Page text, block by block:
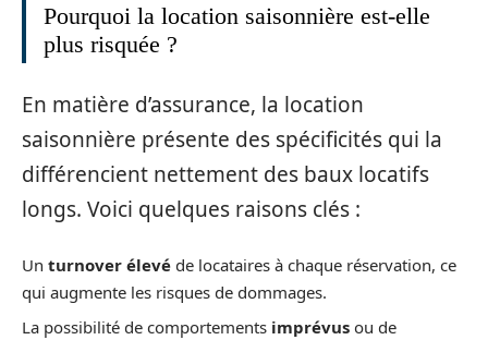
Pourquoi la location saisonnière est-elle
plus risquée ?
En matière d’assurance, la location
saisonnière présente des spécificités qui la
différencient nettement des baux locatifs
longs. Voici quelques raisons clés :
Un turnover élevé de locataires à chaque réservation, ce
qui augmente les risques de dommages.
La possibilité de comportements imprévus ou de